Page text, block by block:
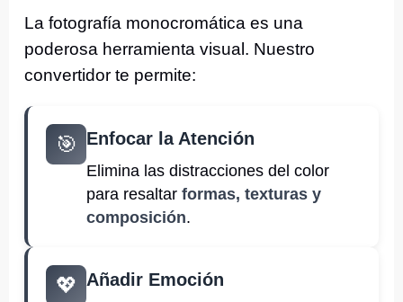
La fotografía monocromática es una
poderosa herramienta visual. Nuestro
convertidor te permite:
🎯 Enfocar la Atención
Elimina las distracciones del color
para resaltar formas, texturas y
composición.
💖 Añadir Emoción